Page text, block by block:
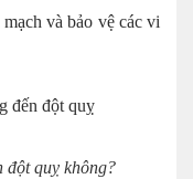
và bảo vệ các vi
đột quỵ không?